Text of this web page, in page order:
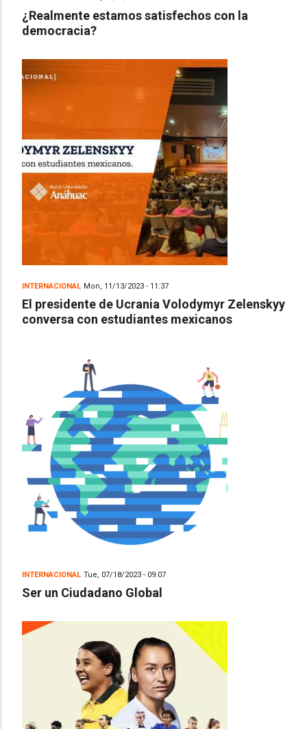
¿Realmente estamos satisfechos con la
democracia?
INTERNACIONAL Mon, 11/13/2023 - 11:37
El presidente de Ucrania Volodymyr Zelenskyy
conversa con estudiantes mexicanos
INTERNACIONAL Tue, 07/18/2023 - 09:07
Ser un Ciudadano Global